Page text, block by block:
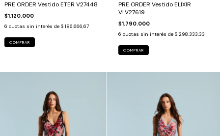
PRE ORDER Vestido ETER V27448
$1.120.000
6 cuotas sin interés de $ 186.666,67
COMPRAR
PRE ORDER Vestido ELIXIR
VLV27619
$1.790.000
6 cuotas sin interés de $ 298.333,33
COMPRAR